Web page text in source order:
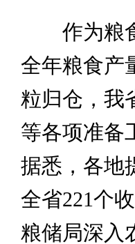
作为粮食
全年粮食产
粒归仓，我
等各项准备
据悉，各地
全省221个
粮储局深入